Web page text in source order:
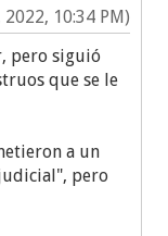
no solo
sacando una
y aunque ya
pareja),
creyendo
por ella y
te puedo
que
2022, 10:34 PM)
pero siguió
que se le
a un
pero